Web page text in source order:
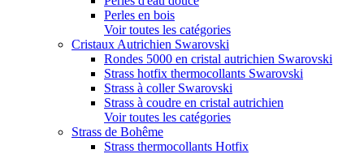
Perles en bois
Voir toutes les catégories
Cristaux Autrichien Swarovski
Rondes 5000 en cristal autrichien Swarovski
Strass hotfix thermocollants Swarovski
Strass à coller Swarovski
Strass à coudre en cristal autrichien
Voir toutes les catégories
Strass de Bohême
Strass thermocollants Hotfix